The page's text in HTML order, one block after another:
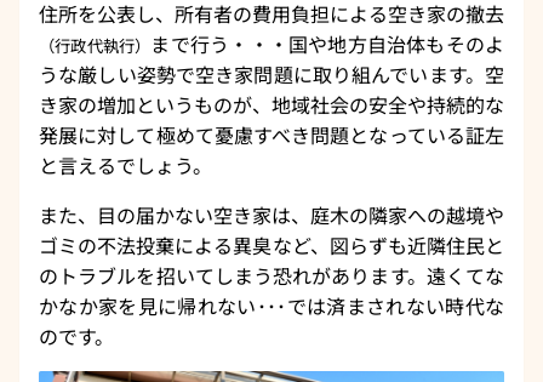
住所を公表し、所有者の費用負担による空き家の撤去
（行政代執行）
まで行う・・・国や地方自治体もそのよ
うな厳しい姿勢で空き家問題に取り組んでいます。空
き家の増加というものが、地域社会の安全や持続的な
発展に対して極めて憂慮すべき問題となっている証左
と言えるでしょう。
また、目の届かない空き家は、庭木の隣家への越境や
ゴミの不法投棄による異臭など、図らずも近隣住民と
のトラブルを招いてしまう恐れがあります。遠くてな
かなか家を見に帰れない･･･では済まされない時代な
のです。